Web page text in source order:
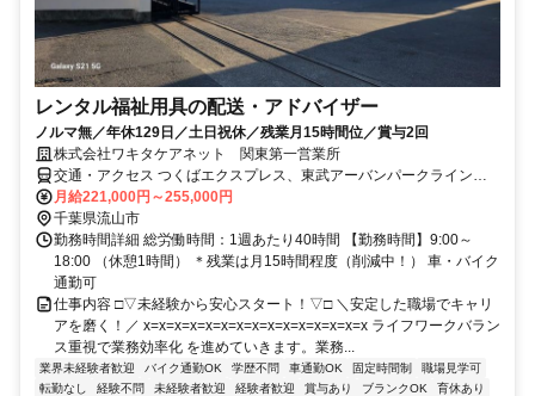
レンタル福祉用具の配送・アドバイザー
ノルマ無／年休129日／土日祝休／残業月15時間位／賞与2回
株式会社ワキタケアネット 関東第一営業所
交通・アクセス つくばエクスプレス、東武アーバンパークライン
「流山おおたかの森」車8分
月給221,000円～255,000円
千葉県流山市
勤務時間詳細 総労働時間：1週あたり40時間 【勤務時間】9:00～
18:00 （休憩1時間） ＊残業は月15時間程度（削減中！） 車・バイク
通勤可
仕事内容 □▽未経験から安心スタート！▽□ ＼安定した職場でキャリ
アを磨く！／ x=x=x=x=x=x=x=x=x=x=x=x=x=x=x ライフワークバラン
ス重視で業務効率化 を進めていきます。業務...
業界未経験者歓迎 バイク通勤OK 学歴不問 車通勤OK 固定時間制
職場見学可
転勤なし
経験不問 未経験者歓迎 経験者歓迎 賞与あり ブランクOK
育休あり